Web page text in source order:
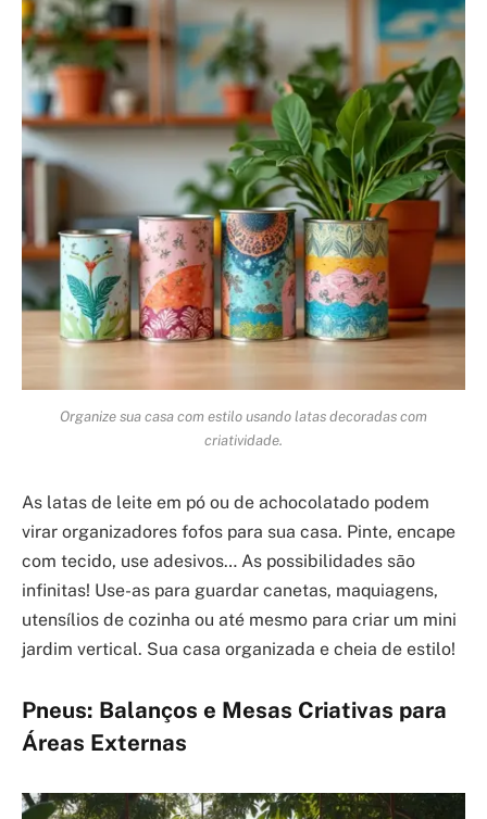
Organize sua casa com estilo usando latas decoradas com
criatividade.
As latas de leite em pó ou de achocolatado podem
virar organizadores fofos para sua casa. Pinte, encape
com tecido, use adesivos… As possibilidades são
infinitas! Use-as para guardar canetas, maquiagens,
utensílios de cozinha ou até mesmo para criar um mini
jardim vertical. Sua casa organizada e cheia de estilo!
Pneus: Balanços e Mesas Criativas para
Áreas Externas